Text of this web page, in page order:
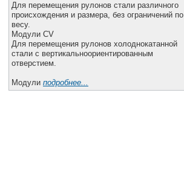
Для перемещения рулонов стали различного
происхождения и размера, без ограничений по
весу.
Модули CV
Для перемещения рулонов холоднокатанной
стали с вертикальноориентированным
отверстием.
Модули подробнее...